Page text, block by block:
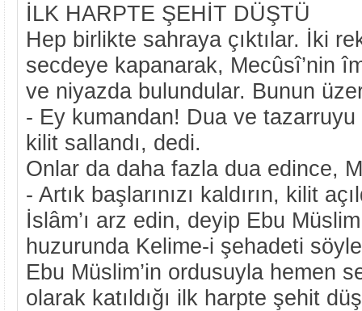
İLK HARPTE ŞEHİT DÜŞTÜ
Hep birlikte sahraya çıktılar. İki
secdeye kapanarak, Mecûsî’nin
ve niyazda bulundular. Bunun
- Ey kumandan! Dua ve
kilit sallandı, dedi.
Onlar da daha fazla dua edince,
- Artık başlarınızı kaldırın, kilit
İslâm’ı arz edin, deyip Ebu
huzurunda Kelime-i şehadeti
Ebu Müslim’in ordusuyla hemen
olarak katıldığı ilk harpte şehit